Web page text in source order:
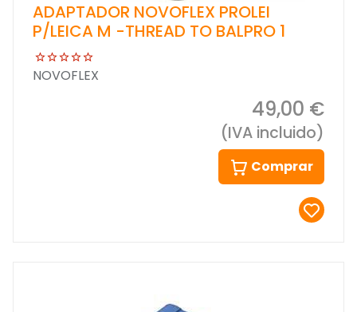
ADAPTADOR NOVOFLEX PROLEI
P/LEICA M -THREAD TO BALPRO 1
NOVOFLEX
49,00 €
(IVA incluido)
Comprar